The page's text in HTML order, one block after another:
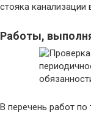
стояка канализации
Работы,
В перечень работ